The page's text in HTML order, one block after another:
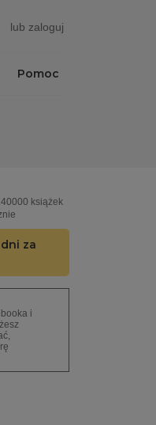
lub zaloguj
Pomoc
książek
za
i